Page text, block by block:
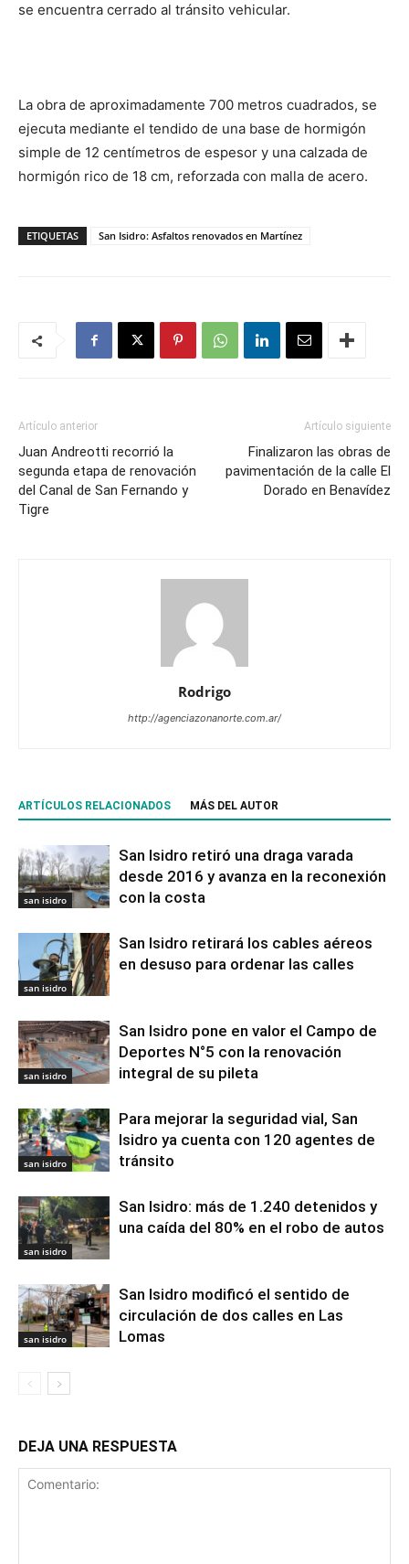
se encuentra cerrado al tránsito vehicular.
La obra de aproximadamente 700 metros cuadrados, se
ejecuta mediante el tendido de una base de hormigón
simple de 12 centímetros de espesor y una calzada de
hormigón rico de 18 cm, reforzada con malla de acero.
ETIQUETAS San Isidro: Asfaltos renovados en Martínez
Artículo anterior
Juan Andreotti recorrió la
segunda etapa de renovación
del Canal de San Fernando y
Tigre
Artículo siguiente
Finalizaron las obras de
pavimentación de la calle El
Dorado en Benavídez
Rodrigo
http://agenciazonanorte.com.ar/
ARTÍCULOS RELACIONADOS MÁS DEL AUTOR
san isidro
San Isidro retiró una draga varada
desde 2016 y avanza en la reconexión
con la costa
san isidro
San Isidro retirará los cables aéreos
en desuso para ordenar las calles
san isidro
San Isidro pone en valor el Campo de
Deportes N°5 con la renovación
integral de su pileta
san isidro
Para mejorar la seguridad vial, San
Isidro ya cuenta con 120 agentes de
tránsito
san isidro
San Isidro: más de 1.240 detenidos y
una caída del 80% en el robo de autos
san isidro
San Isidro modificó el sentido de
circulación de dos calles en Las
Lomas
DEJA UNA RESPUESTA